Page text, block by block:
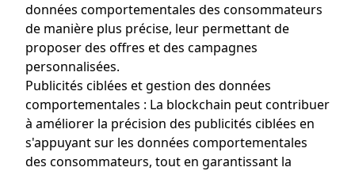
données comportementales des consommateurs
de manière plus précise, leur permettant de
proposer des offres et des campagnes
personnalisées.
Publicités ciblées et gestion des données
comportementales : La blockchain peut contribuer
à améliorer la précision des publicités ciblées en
s'appuyant sur les données comportementales
des consommateurs, tout en garantissant la